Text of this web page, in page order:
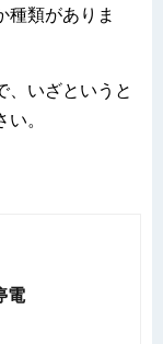
種類がありま
、いざというと
。
電